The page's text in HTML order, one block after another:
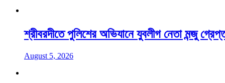
শ্রীবরদীতে পুলিশের অভিযানে যুবলীগ নেতা মন্জু
August 5, 2026